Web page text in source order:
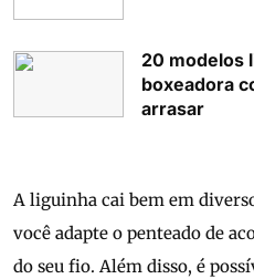
20 modelos
boxeadora
arrasar
A liguinha cai bem em
você adapte o penteado de
do seu fio. Além disso, é